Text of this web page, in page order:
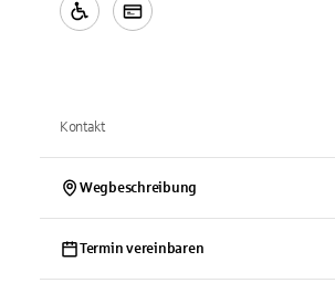
Kontakt
Wegbeschreibung
Termin vereinbaren